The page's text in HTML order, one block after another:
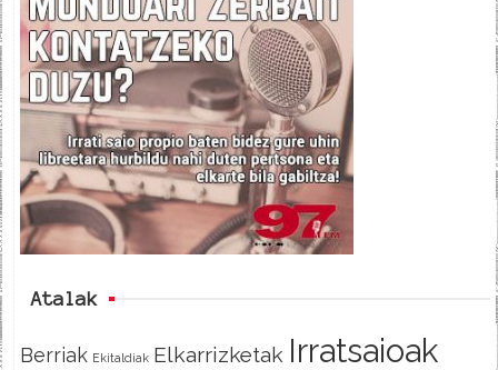
c
e
b
o
o
i
t
t
e
e
d
Atalak
Berriak Ekitaldiak Elkarrizketak Irratsaioak